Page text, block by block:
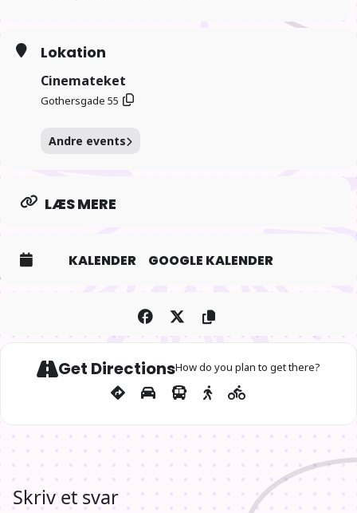
Link til eventet
Lokation
Cinemateket
Gothersgade 55
Andre events
LÆS MERE
KALENDER GOOGLE KALENDER
Get DirectionsHow do you plan to get there?
Skriv et svar